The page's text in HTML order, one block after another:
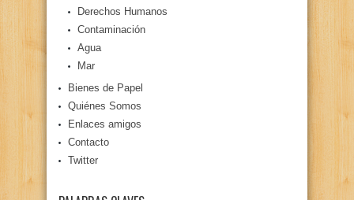
Derechos Humanos
Contaminación
Agua
Mar
Bienes de Papel
Quiénes Somos
Enlaces amigos
Contacto
Twitter